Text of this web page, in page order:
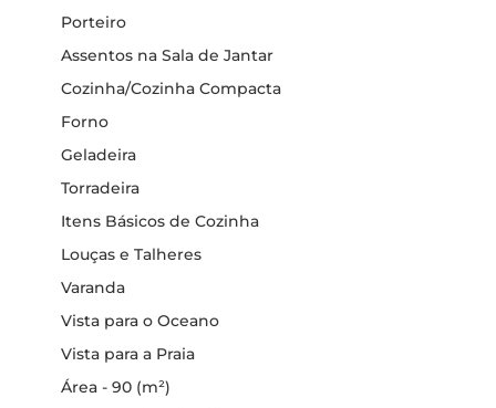
Porteiro
Assentos na Sala de Jantar
Cozinha/Cozinha Compacta
Forno
Geladeira
Torradeira
Itens Básicos de Cozinha
Louças e Talheres
Varanda
Vista para o Oceano
Vista para a Praia
Área - 90 (m²)